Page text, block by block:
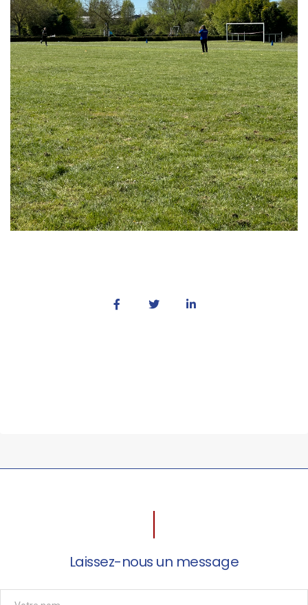
Laissez-nous un message